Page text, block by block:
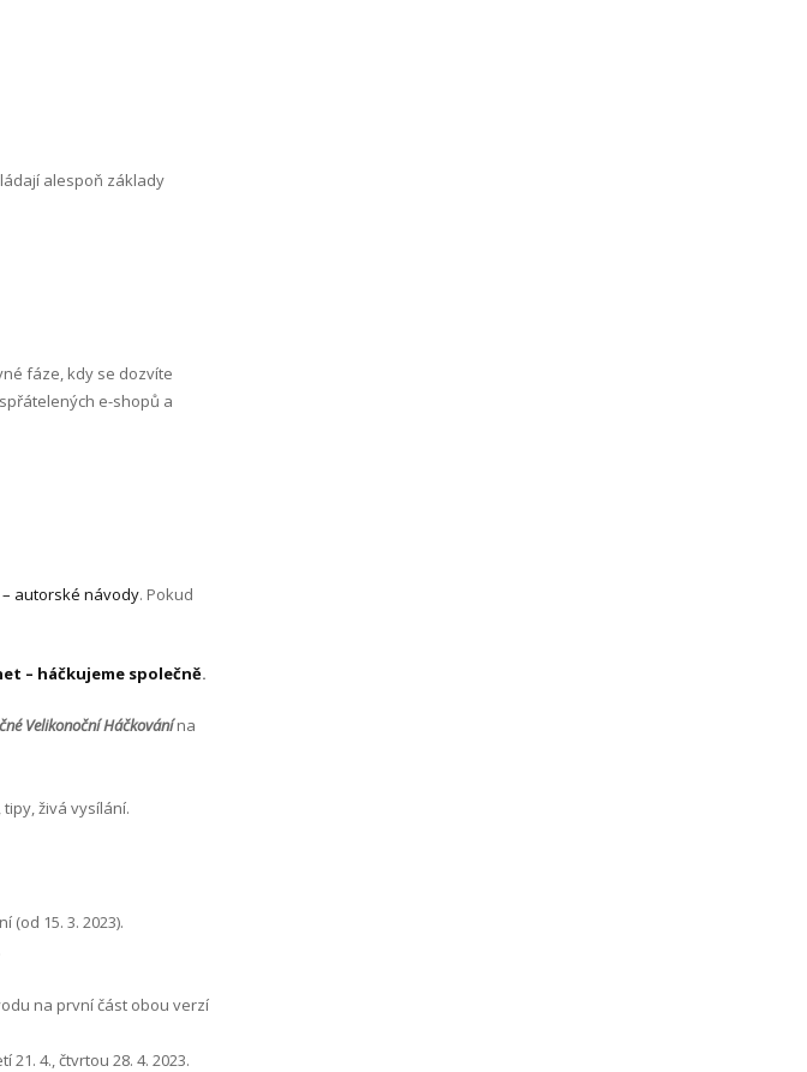
alespoň základy
fáze, kdy se dozvíte
e-shopů a
autorské návody. Pokud
– háčkujeme společně.
Velikonoční Háčkovánína
živá vysílání.
15. 3. 2023).
na první část obou verzí
4., čtvrtou 28. 4. 2023.